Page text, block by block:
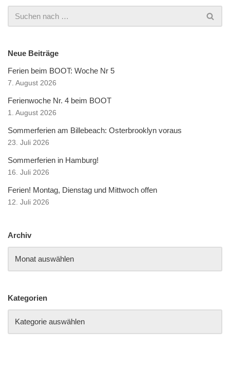
Neue Beiträge
Ferien beim BOOT: Woche Nr 5
7. August 2026
Ferienwoche Nr. 4 beim BOOT
1. August 2026
Sommerferien am Billebeach: Osterbrooklyn voraus
23. Juli 2026
Sommerferien in Hamburg!
16. Juli 2026
Ferien! Montag, Dienstag und Mittwoch offen
12. Juli 2026
Archiv
Kategorien